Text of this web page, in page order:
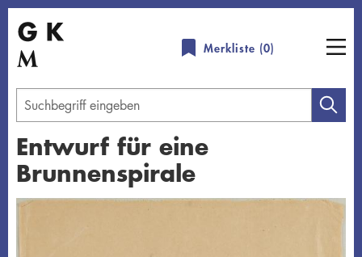
Direkt
zum
Inhalt
Merkliste (0)
Geben
Sie
einen
Suchbegriff
Entwurf für eine
Brunnenspirale